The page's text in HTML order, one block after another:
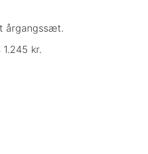
årgangssæt.
kr.